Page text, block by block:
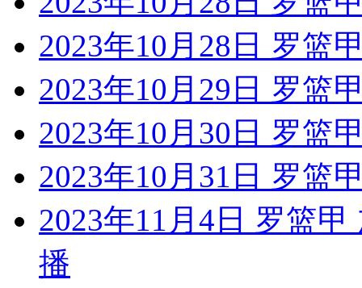
2023年10月28日 罗篮
2023年10月29日 罗篮
2023年10月30日 罗篮
2023年10月31日 罗篮
2023年11月4日 罗篮
播